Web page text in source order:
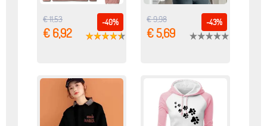
-40%
€ 11,53
€ 6,92
-43%
€ 9,98
€ 5,69